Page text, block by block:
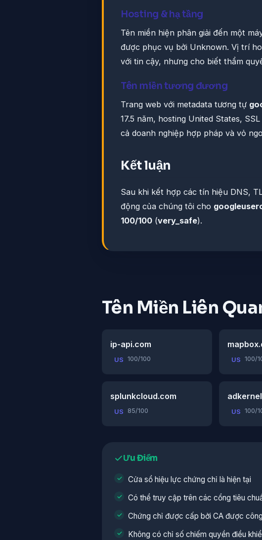
Hosting & hạ tầng
Tên miền hiện phân giải đến một
được phục vụ bởi Unknown. Vị trí
với tin cậy, nhưng cho biết thẩm
Tên miền tương đương
Trang web với metadata tương tự
17.5 năm, hosting United States,
cả doanh nghiệp hợp pháp và vỏ
Kết luận
Sau khi kết hợp các tín hiệu DNS,
động của chúng tôi cho
100/100 (very_safe).
Tên Miền Liên
ip-api.com
US 100/100 US 100/
splunkcloud.com
US 85/100 US 100/
Ưu Điểm
Cửa sổ hiệu lực chứng chỉ là hiện tại
Có thể truy cập trên các cổng tiêu
Chứng chỉ được cấp bởi CA được
Không có chỉ số chiếm quyền điều